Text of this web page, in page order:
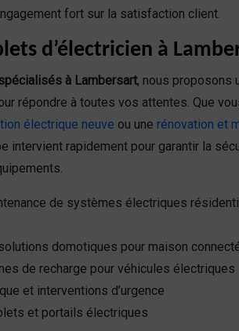
fort sur la satisfaction client.
d’électricien à
à Lambersart, nous proposons
répondre à toutes vos attentes. Que
électrique neuve ou une rénovation et
intervient rapidement pour garantir la
de systèmes électriques
domotiques pour maison
de recharge pour véhicules électriques
et interventions d’urgence
et portails électriques